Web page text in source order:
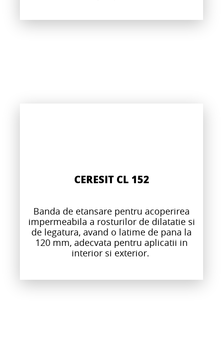
CERESIT CL 152
Banda de etansare pentru acoperirea
impermeabila a rosturilor de dilatatie si
de legatura, avand o latime de pana la
120 mm, adecvata pentru aplicatii in
interior si exterior.